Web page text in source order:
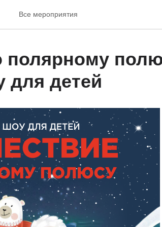
Все мероприятия
полярному
для детей